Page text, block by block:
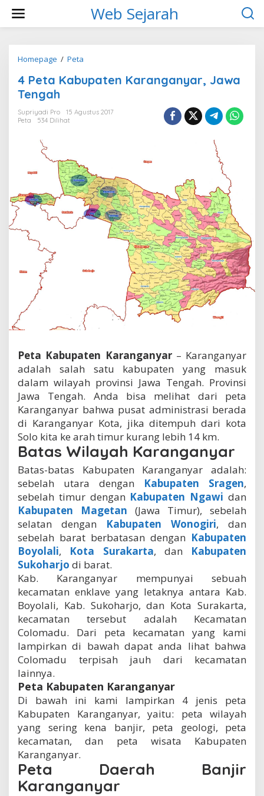
w
Web Sejarah
Homepage / Peta
e
K
a
t
e
n
K
a
a
r
,
w
a
T
e
n
g
a
h
4 Peta Kabupaten Karanganyar, Jawa
Tengah
Supriyadi Pro
15 Agustus 2017
Peta
534 Dilihat
Peta Kabupaten Karanganyar– Karanganyar
adalah salah satu kabupaten yang masuk
dalam wilayah provinsi Jawa Tengah. Provinsi
Jawa Tengah. Anda bisa melihat dari peta
Karanganyar bahwa pusat administrasi berada
di Karanganyar Kota, jika ditempuh dari kota
Solo kita ke arah timur kurang lebih 14 km.
Batas Wilayah Karanganyar
Batas-batas Kabupaten Karanganyar adalah:
sebelah utara dengan Kabupaten Sragen,
sebelah timur dengan Kabupaten Ngawi dan
Kabupaten Magetan (Jawa Timur), sebelah
selatan dengan Kabupaten Wonogiri, dan
sebelah barat berbatasan dengan Kabupaten
Boyolali, Kota Surakarta, dan Kabupaten
Sukoharjo di barat.
Kab. Karanganyar mempunyai sebuah
kecamatan enklave yang letaknya antara Kab.
Boyolali, Kab. Sukoharjo, dan Kota Surakarta,
kecamatan tersebut adalah Kecamatan
Colomadu. Dari peta kecamatan yang kami
lampirkan di bawah dapat anda lihat bahwa
Colomadu terpisah jauh dari kecamatan
lainnya.
Peta Kabupaten Karanganyar
Di bawah ini kami lampirkan 4 jenis peta
Kabupaten Karanganyar, yaitu: peta wilayah
yang sering kena banjir, peta geologi, peta
kecamatan, dan peta wisata Kabupaten
Karanganyar.
Peta Daerah Banjir
Karanganyar